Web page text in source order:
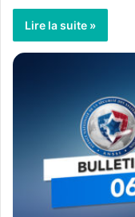
Lire la suite »